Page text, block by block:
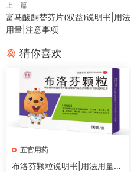
上一篇
富马酸酮替芬片(双益)说明书|用法
用量|注意事项
猜你喜欢
五官用药
布洛芬颗粒说明书|用法用量|